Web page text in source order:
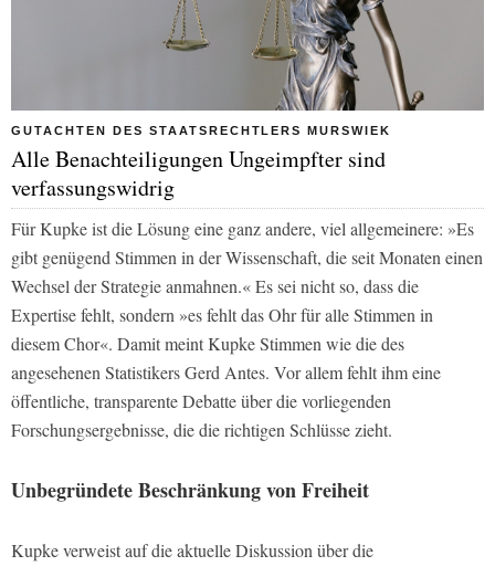
GUTACHTEN DES STAATSRECHTLERS MURSWIEK
Alle Benachteiligungen Ungeimpfter sind
verfassungswidrig
Für Kupke ist die Lösung eine ganz andere, viel allgemeinere: »Es
gibt genügend Stimmen in der Wissenschaft, die seit Monaten einen
Wechsel der Strategie anmahnen.« Es sei nicht so, dass die
Expertise fehlt, sondern »es fehlt das Ohr für alle Stimmen in
diesem Chor«. Damit meint Kupke Stimmen wie die des
angesehenen Statistikers Gerd Antes. Vor allem fehlt ihm eine
öffentliche, transparente Debatte über die vorliegenden
Forschungsergebnisse, die die richtigen Schlüsse zieht.
Unbegründete Beschränkung von Freiheit
Kupke verweist auf die aktuelle Diskussion über die